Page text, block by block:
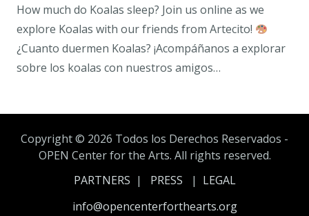
How much do Koalas sleep? Join us online as we
explore Koalas with our friends from Artecito!
¿Cuanto duermen Koalas? ¡Acompáñanos a explorar
sobre los koalas con nuestros amigos…
Copyright © 2026 Todos los Derechos Reservados -
OPEN Center for the Arts. All rights reserved.
PARTNERS | PRESS | LEGAL
info@opencenterforthearts.org